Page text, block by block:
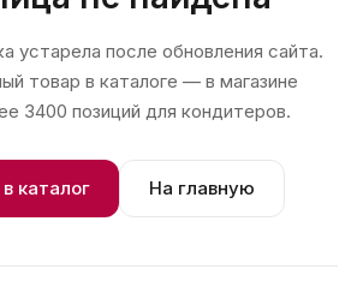
устарела после обновления сайта.
товар в каталоге — в магазине
3400 позиций для кондитеров.
каталог На главную